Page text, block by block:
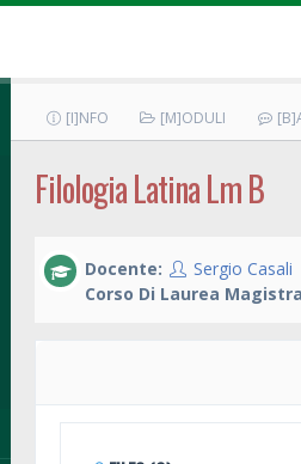
[I]NFO [M]ODULI
Filologia Latina Lm B
Docente: Sergio Casali
Corso Di Laurea